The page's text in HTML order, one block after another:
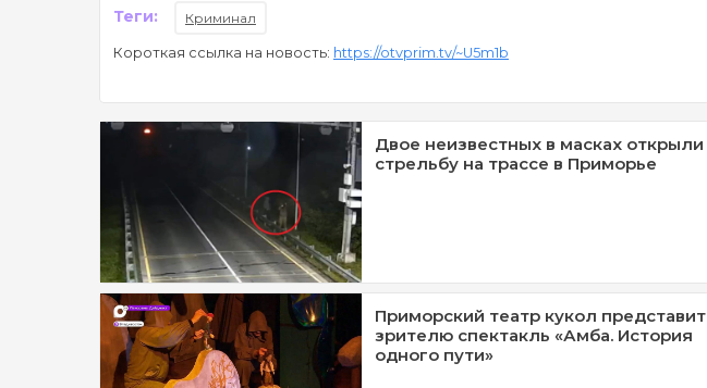
Теги: Криминал
Короткая ссылка на новость: https://otvprim.tv/~U5m1b
Двое неизвестных в масках открыли
стрельбу на трассе в Приморье
Приморский театр кукол представит
зрителю спектакль «Амба. История
одного пути»